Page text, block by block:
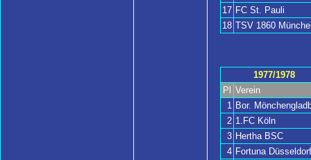
17 FC St. Pauli
18 TSV 1860
1977/1978
Pl Verein
1 Bor.
2 1.FC Köln
3 Hertha BSC
4 Fortuna Düsseldorf